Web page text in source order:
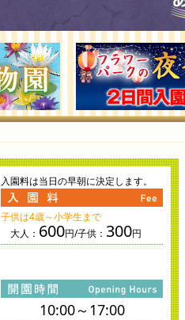
入園料は当日の早朝に決定します。
子供は4歳～小学生まで
大人： 600円/子供： 300円
10:00～17:00